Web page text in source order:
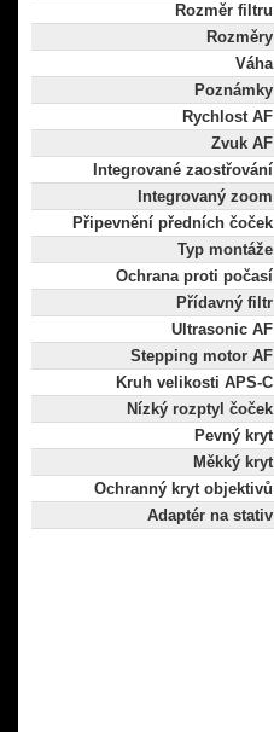
Rozměr filtru
Rozměry
Váha
Poznámky
Rychlost AF
Zvuk AF
Integrované zaostřování
Integrovaný zoom
Připevnění předních čoček
Typ montáže
Ochrana proti počasí
Přídavný filtr
Ultrasonic AF
Stepping motor AF
Kruh velikosti APS-C
Nízký rozptyl čoček
Pevný kryt
Měkký kryt
Ochranný kryt objektivů
Adaptér na stativ